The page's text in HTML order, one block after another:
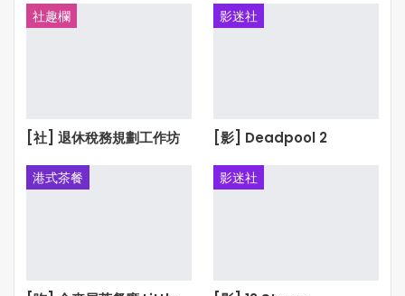
社趣欄
[社] 退休稅務規劃工作坊
影迷社
[影] Deadpool 2
港式茶餐 影迷社